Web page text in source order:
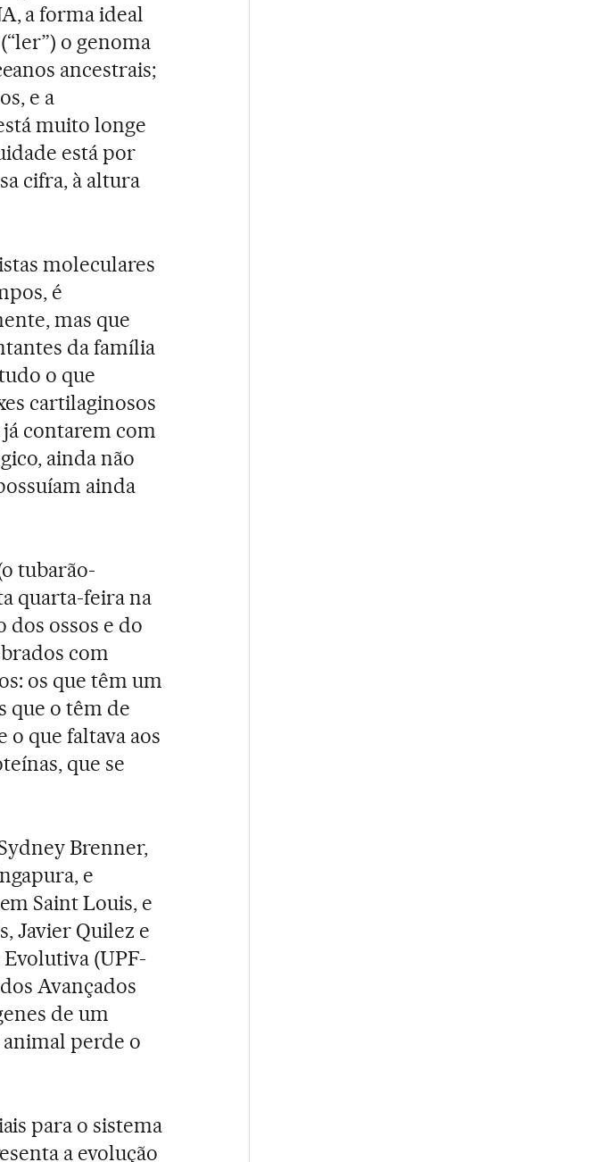
a forma ideal
o genoma
ancestrais;
e a
muito longe
está por
cifra, à altura
moleculares
é
mas que
da família
o que
cartilaginosos
já contarem com
ainda não
ainda
tubarão-
quarta-feira na
dos ossos e do
com
os que têm um
que o têm de
o que faltava aos
que se
Brenner,
e
Saint Louis, e
Javier Quilez e
(UPF-
Avançados
de um
perde o
para o sistema
a evolução